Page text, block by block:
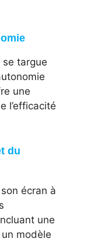
se targue
une
l’efficacité
du
écran à
une
modèle